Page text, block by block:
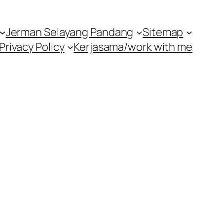
Jerman Selayang Pandang
Sitemap
Policy
Kerjasama/work with me